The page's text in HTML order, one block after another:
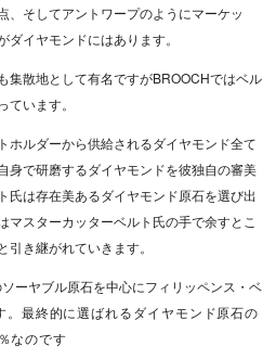
、そしてアントワープのようにマーケッ
イヤモンドにはあります。
集散地として有名ですがBROOCHではベル
います。
ホルダーから供給されるダイヤモンド全て
身で研磨するダイヤモンドを彼独自の審美
氏は存在美あるダイヤモンド原石を選び出
マスターカッターベルト氏の手で余すとこ
き継がれていきます。
ーヤブル原石を中心にフィリッペンス・ベ
。最終的に選ばれるダイヤモンド原石の
なのです